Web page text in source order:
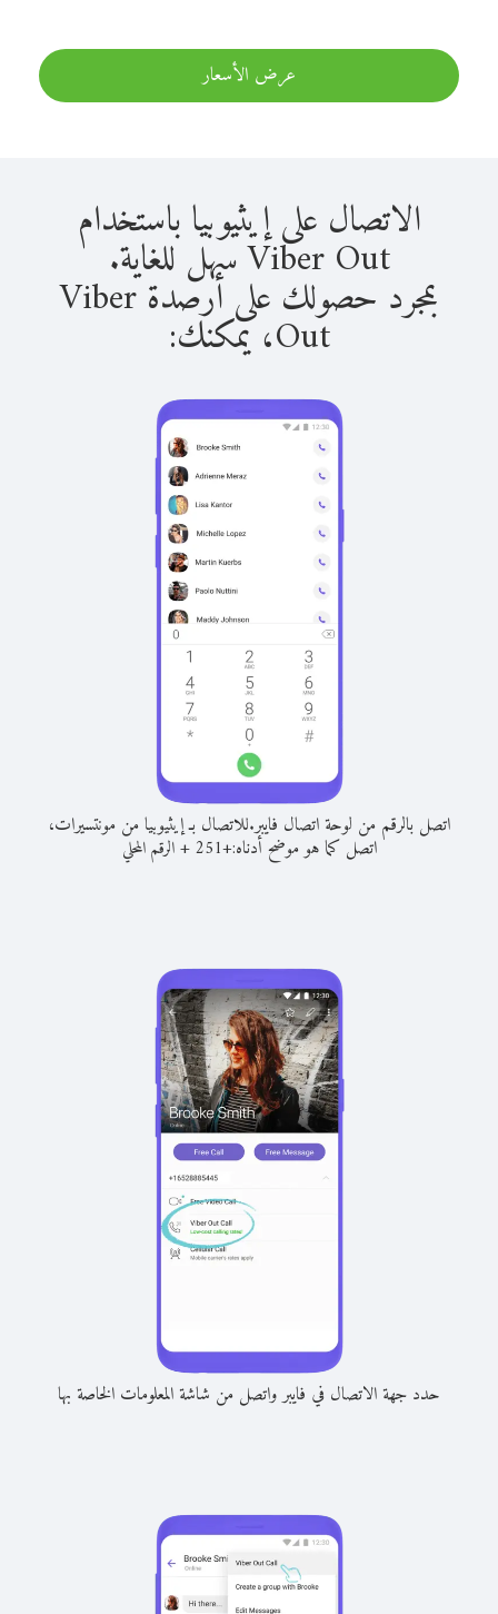
عرض الأسعار
الاتصال على إيثيوبيا باستخدام
Viber Out سهل للغاية.
بمجرد حصولك على أرصدة Viber
Out، يمكنك:
اتصل بالرقم من لوحة اتصال فايبر.للاتصال بـ إيثيوبيا من مونتسيرات،
اتصل كما هو موضح أدناه:+
251
+الرقم المحلي
حدد جهة الاتصال في فايبر واتصل من شاشة المعلومات الخاصة بها